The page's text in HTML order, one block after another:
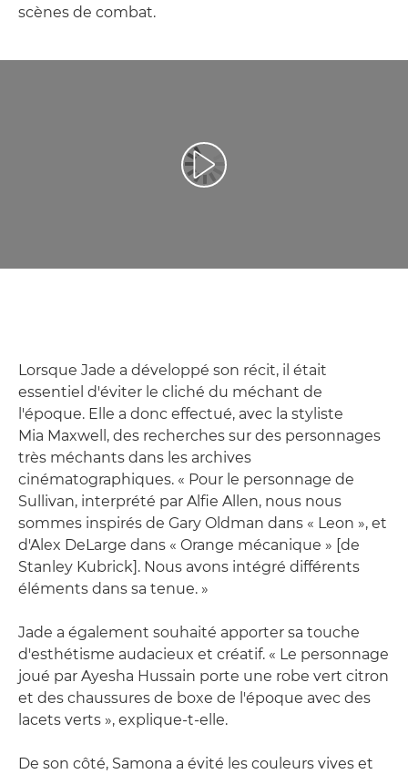
scènes de combat.
Lancer la vidéo
Lorsque Jade a développé son récit, il était
essentiel d'éviter le cliché du méchant de
l'époque. Elle a donc effectué, avec la styliste
Mia Maxwell, des recherches sur des personnages
très méchants dans les archives
cinématographiques. « Pour le personnage de
Sullivan, interprété par Alfie Allen, nous nous
sommes inspirés de Gary Oldman dans « Leon », et
d'Alex DeLarge dans « Orange mécanique » [de
Stanley Kubrick]. Nous avons intégré différents
éléments dans sa tenue. »
Jade a également souhaité apporter sa touche
d'esthétisme audacieux et créatif. « Le personnage
joué par Ayesha Hussain porte une robe vert citron
et des chaussures de boxe de l'époque avec des
lacets verts », explique-t-elle.
De son côté, Samona a évité les couleurs vives et